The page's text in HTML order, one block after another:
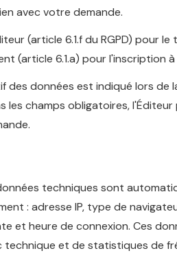
avec votre demande.
(article 6.1.f du RGPD) pour
(article 6.1.a) pour l'inscription
données est indiqué lors de
les champs obligatoires,
techniques sont
: adresse IP, type de
et heure de connexion. Ces
technique et de statistiques de